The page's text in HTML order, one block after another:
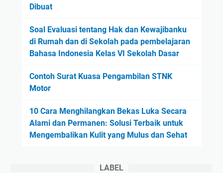
Dibuat
Soal Evaluasi tentang Hak dan Kewajibanku
di Rumah dan di Sekolah pada pembelajaran
Bahasa Indonesia Kelas VI Sekolah Dasar
Contoh Surat Kuasa Pengambilan STNK
Motor
10 Cara Menghilangkan Bekas Luka Secara
Alami dan Permanen: Solusi Terbaik untuk
Mengembalikan Kulit yang Mulus dan Sehat
LABEL